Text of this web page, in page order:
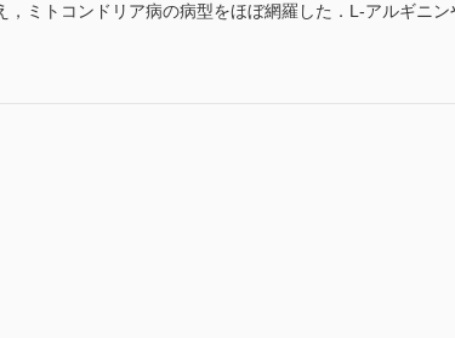
，ミトコンドリア病の病型をほぼ網羅した．L-アルギニ